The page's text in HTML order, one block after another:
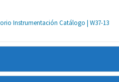
Instrumentación Catálogo | W37-13